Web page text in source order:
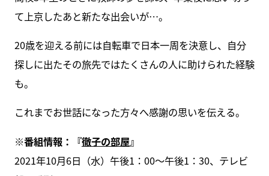
て上京したあと新たな出会いが…。
20歳を迎える前には自転車で日本一周を決意し、自分
探しに出たその旅先ではたくさんの人に助けられた経験
も。
これまでお世話になった方々へ感謝の思いを伝える。
※番組情報：『徹子の部屋』
2021年10月6日（水）午後1：00～午後1：30、テレビ